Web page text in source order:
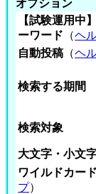
オプション
【試験運用中
ーワード （ヘ
自動投稿 （ヘ
検索する期間
検索対象
大文字・小文
ワイルドカード
プ）